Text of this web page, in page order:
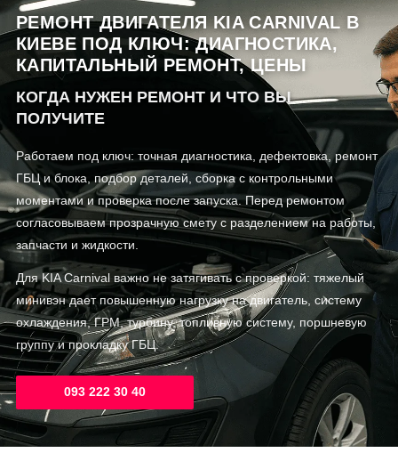
РЕМОНТ ДВИГАТЕЛЯ KIA CARNIVAL В
КИЕВЕ ПОД КЛЮЧ: ДИАГНОСТИКА,
КАПИТАЛЬНЫЙ РЕМОНТ, ЦЕНЫ
КОГДА НУЖЕН РЕМОНТ И ЧТО ВЫ
ПОЛУЧИТЕ
Работаем под ключ: точная диагностика, дефектовка, ремонт
ГБЦ и блока, подбор деталей, сборка с контрольными
моментами и проверка после запуска. Перед ремонтом
согласовываем прозрачную смету с разделением на работы,
запчасти и жидкости.
Для KIA Carnival важно не затягивать с проверкой: тяжелый
минивэн дает повышенную нагрузку на двигатель, систему
охлаждения, ГРМ, турбину, топливную систему, поршневую
группу и прокладку ГБЦ.
093 222 30 40